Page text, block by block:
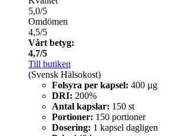
5,0/5
Omdömen
4,5/5
Vårt betyg:
4,7/5
Till butiken
(Svensk Hälsokost)
Folsyra per kapsel: 400 µg
DRI: 200%
Antal kapslar: 150 st
Portioner: 150 portioner
Dosering: 1 kapsel dagligen